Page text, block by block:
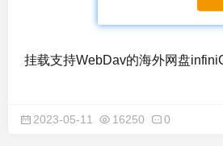
挂载支持WebDav的海外网盘
2023-05-11 16250 0